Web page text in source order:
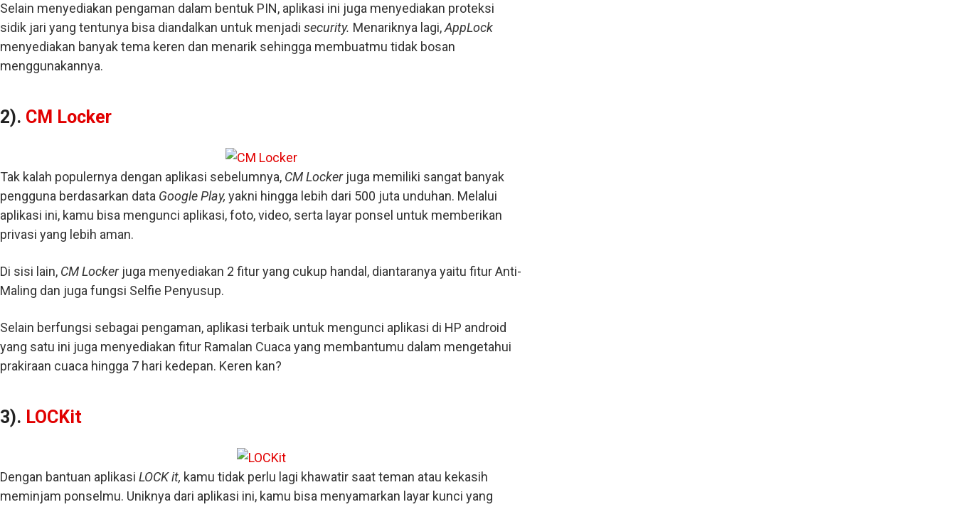
Selain menyediakan pengaman dalam bentuk PIN, aplikasi ini juga menyediakan proteksi
sidik jari yang tentunya bisa diandalkan untuk menjadi security. Menariknya lagi,AppLock
menyediakan banyak tema keren dan menarik sehingga membuatmu tidak bosan
menggunakannya.
2). CM Locker
Tak kalah populernya dengan aplikasi sebelumnya, CM Locker juga memiliki sangat banyak
pengguna berdasarkan data Google Play, yakni hingga lebih dari 500 juta unduhan. Melalui
aplikasi ini, kamu bisa mengunci aplikasi, foto, video, serta layar ponsel untuk memberikan
privasi yang lebih aman.
Di sisi lain, CM Locker juga menyediakan 2 fitur yang cukup handal, diantaranya yaitu fitur Anti-
Maling dan juga fungsi Selfie Penyusup.
Selain berfungsi sebagai pengaman, aplikasi terbaik untuk mengunci aplikasi di HP android
yang satu ini juga menyediakan fitur Ramalan Cuaca yang membantumu dalam mengetahui
prakiraan cuaca hingga 7 hari kedepan. Keren kan?
3). LOCKit
Dengan bantuan aplikasi LOCK it, kamu tidak perlu lagi khawatir saat teman atau kekasih
meminjam ponselmu. Uniknya dari aplikasi ini, kamu bisa menyamarkan layar kunci yang